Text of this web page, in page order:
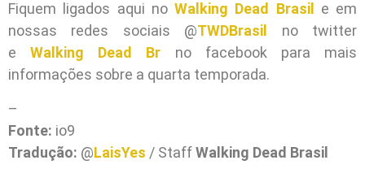
Fiquem ligados aqui no Walking Dead Brasil
e em
nossas redes sociais @TWDBrasil
no twitter
eWalking Dead Br no facebook para mais
informações sobre a quarta temporada.
–
Fonte: io9
Tradução: @LaisYes / StaffWalking Dead Brasil